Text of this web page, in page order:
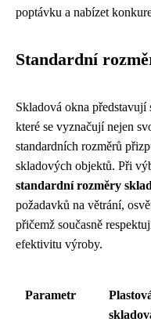
poptávku a nabízet
Standardní
Skladová okna
které se vyznačují nejen
standardních rozměrů
skladových objektů. Při
standardní rozměry
požadavků na větrání,
přičemž současně
efektivitu výroby.
Parametr